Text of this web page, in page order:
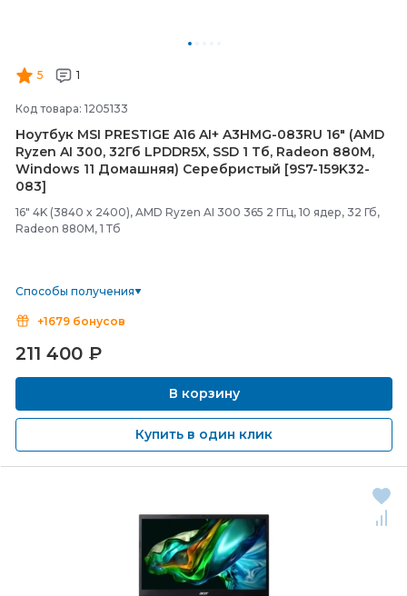
5 1
Код товара: 1205133
Ноутбук MSI PRESTIGE A16 AI+ A3HMG-083RU 16" (AMD
Ryzen AI 300, 32Гб LPDDR5X, SSD 1 Тб, Radeon 880M,
Windows 11 Домашняя) Серебристый [9S7-159K32-
083]
16" 4K (3840 x 2400), AMD Ryzen AI 300 365 2 ГГц, 10 ядер, 32 Гб,
Radeon 880M, 1 Тб
Способы получения
+1679 бонусов
211 400 ₽
В корзину
Купить в один клик